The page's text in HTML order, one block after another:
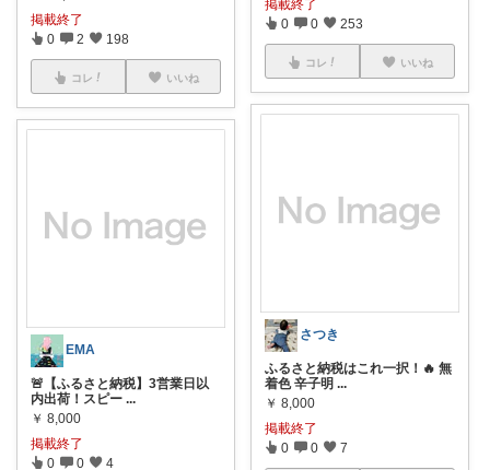
掲載終了
0 2 198
コレ いいね
EMA
🚨【ふるさと納税】3営業日以
内出荷！スピー ...
￥ 8,000
掲載終了
0 0 4
掲載終了
0 0 253
コレ いいね
さつき
ふるさと納税はこれ一択！🔥 無
着色 辛子明 ...
￥ 8,000
掲載終了
0 0 7